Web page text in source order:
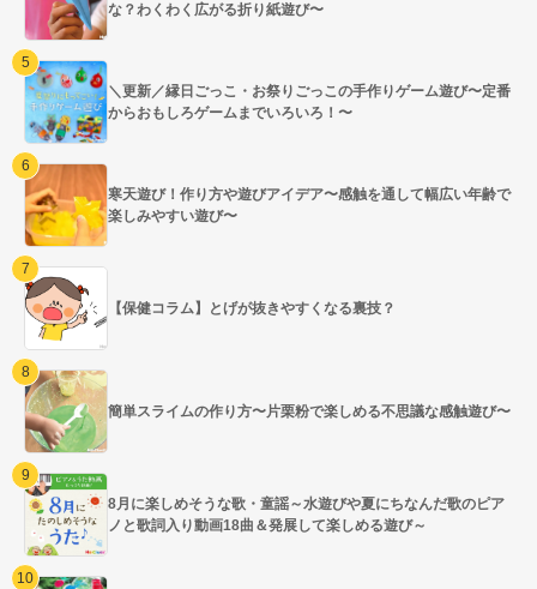
な？わくわく広がる折り紙遊び〜
＼更新／縁日ごっこ・お祭りごっこの手作りゲーム遊び〜定番
からおもしろゲームまでいろいろ！〜
寒天遊び！作り方や遊びアイデア〜感触を通して幅広い年齢で
楽しみやすい遊び〜
【保健コラム】とげが抜きやすくなる裏技？
簡単スライムの作り方〜片栗粉で楽しめる不思議な感触遊び〜
8月に楽しめそうな歌・童謡～水遊びや夏にちなんだ歌のピア
ノと歌詞入り動画18曲＆発展して楽しめる遊び～